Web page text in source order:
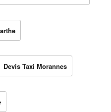
Devis Taxi Morannes